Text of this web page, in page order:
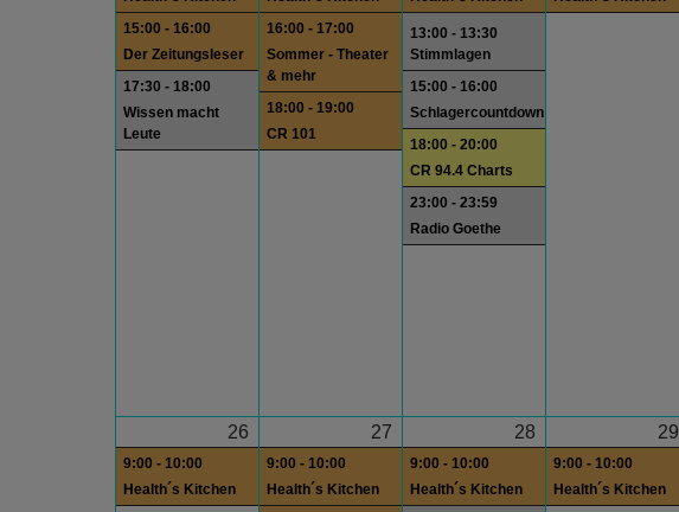
15:00 - 16:00
Der Zeitungsleser
17:30 - 18:00
Wissen macht
Leute
16:00 - 17:00
Sommer - Theater
& mehr
18:00 - 19:00
CR 101
13:00 - 13:30
Stimmlagen
15:00 - 16:00
Schlagercountdown
18:00 - 20:00
CR 94.4 Charts
23:00 - 23:59
Radio Goethe
26
9:00 - 10:00
Health´s Kitchen
27
9:00 - 10:00
Health´s Kitchen
28
9:00 - 10:00
Health´s Kitchen
29
9:00 - 10:00
Health´s Kitchen